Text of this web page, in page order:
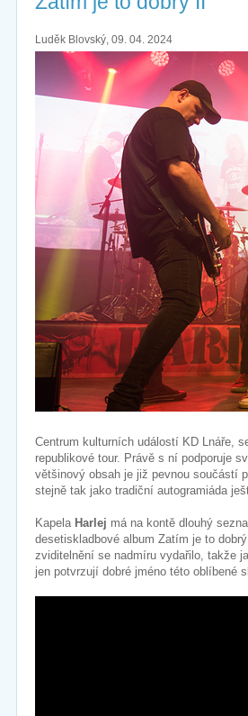
Luděk Blovský, 09. 04. 2024
Centrum kulturních událostí KD Lnáře,
republikové tour. Právě s ní podporuje
většinový obsah je již pevnou součástí
stejně tak jako tradiční autogramiáda
Kapela Harlej má na kontě dlouhý
desetiskladbové album Zatím je to
zviditelnění se nadmíru vydařilo, takže
jen potvrzují dobré jméno této oblíbené